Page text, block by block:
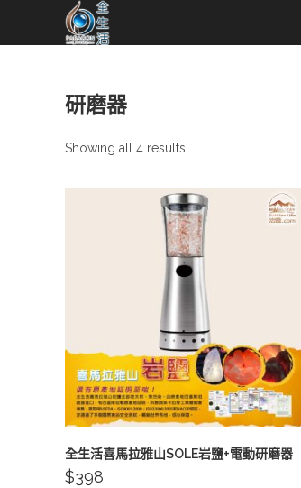
研磨器
Showing all 4 results
全生活喜馬拉雅山SOLE岩鹽+電動研磨器
$398